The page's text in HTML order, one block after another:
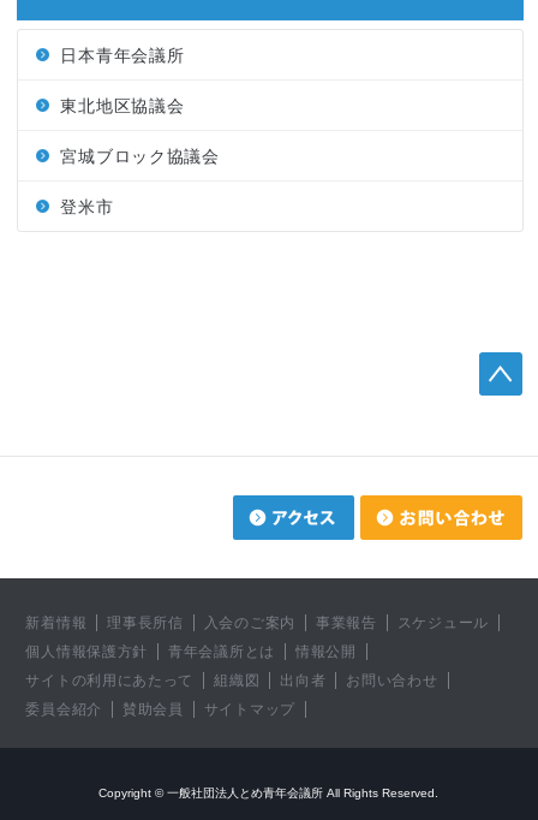
日本青年会議所
東北地区協議会
宮城ブロック協議会
登米市
新着情報 理事長所信 入会のご案内 事業報告
スケジュール
個人情報保護方針
青年会議所とは
情報公開
サイトの利用にあたって
組織図 出向者
お問い合わせ
委員会紹介
賛助会員 サイトマップ
Copyright © 一般社団法人とめ青年会議所 All Rights Reserved.